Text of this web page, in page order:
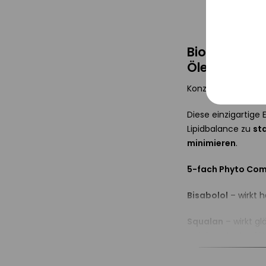
Biodroga
Ölessenz
Konzentriertes
Diese einzigartige
Lipidbalance zu
minimieren.
5-fach Phyto
Bisabolol – wirkt
Squalan
– wirkt